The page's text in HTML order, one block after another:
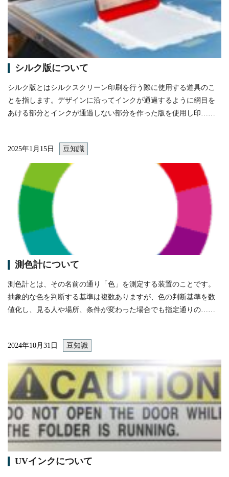
シルク版について
シルク版とはシルクスクリーン印刷を行う際に使用する道具のこ
とを指します。デザインに沿ってインクが通過するように網目を
あける部分とインクが通過しない部分を作った版を使用し印……
2025年1月15日 豆知識
itemprop="image"
測色計について
測色計とは、その名前の通り「色」を測定する装置のことです。
抽象的な色を判断する基準は複数ありますが、色の判断基準を数
値化し、見る人や場所、条件が変わった場合でも指定通りの……
2024年10月31日 豆知識
itemprop="image"
UVインクについて